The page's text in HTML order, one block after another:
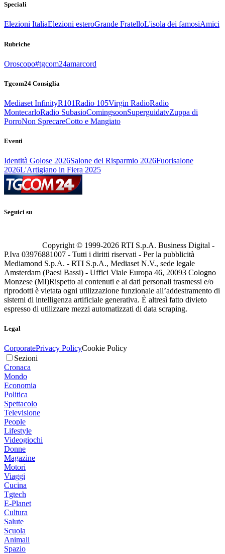
Speciali
Elezioni ItaliaElezioni esteroGrande FratelloL'isola dei famosiAmici
Rubriche
Oroscopo#tgcom24amarcord
Tgcom24 Consiglia
Mediaset InfinityR101Radio 105Virgin RadioRadio
MontecarloRadio SubasioComingsoonSuperguidatvZuppa di
PorroNon SprecareCotto e Mangiato
Eventi
Identità Golose 2026Salone del Risparmio 2026Fuorisalone
2026L'Artigiano in Fiera 2025
Seguici su
Copyright © 1999-2026 RTI S.p.A. Business Digital -
P.Iva 03976881007 - Tutti i diritti riservati - Per la pubblicità
Mediamond S.p.A. - RTI S.p.A., Mediaset N.V., sede legale
Amsterdam (Paesi Bassi) - Uffici Viale Europa 46, 20093 Cologno
Monzese (MI)Rispetto ai contenuti e ai dati personali trasmessi e/o
riprodotti è vietata ogni utilizzazione funzionale all’addestramento di
sistemi di intelligenza artificiale generativa. È altresì fatto divieto
espresso di utilizzare mezzi automatizzati di data scraping.
Legal
CorporatePrivacy PolicyCookie Policy
Sezioni
Cronaca
Mondo
Economia
Politica
Spettacolo
Televisione
People
Lifestyle
Videogiochi
Donne
Magazine
Motori
Viaggi
Cucina
Tgtech
E-Planet
Cultura
Salute
Scuola
Animali
Spazio